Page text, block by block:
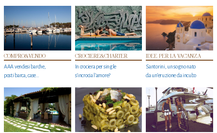
COMPRO&VENDO
AAA vendesi barche,
posti barca, case…
CROCIERE&CHARTER
In crociera per single
s'incrocia l’amore?
IDEE PER LA VACANZA
Santorini, un sogno nato
da un’eruzione da incubo